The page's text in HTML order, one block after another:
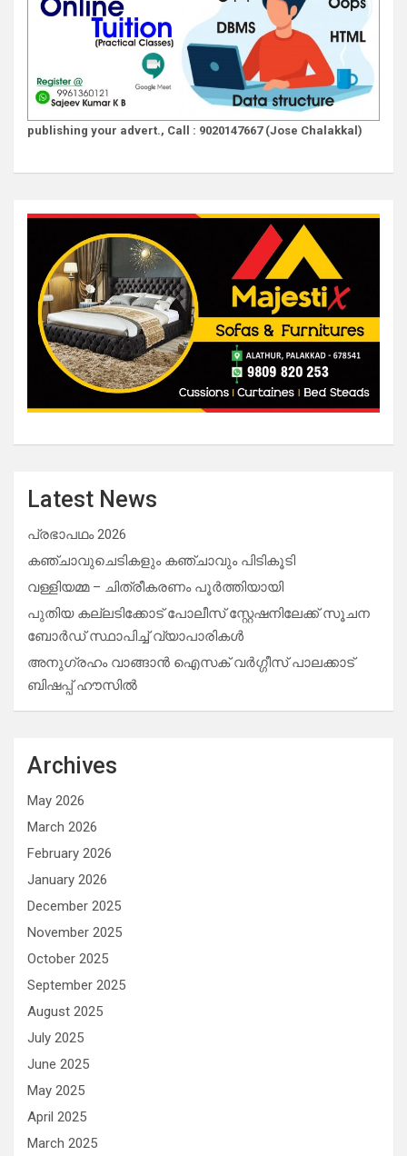
publishing your advert., Call : 9020147667 (Jose Chalakkal)
Latest News
പ്രഭാപഥം 2026
കഞ്ചാവുചെടികളും കഞ്ചാവും പിടികൂടി
വള്ളിയമ്മ – ചിത്രീകരണം പൂർത്തിയായി
പുതിയ കല്ലടിക്കോട് പോലീസ് സ്റ്റേഷനിലേക്ക് സൂചന
ബോർഡ് സ്ഥാപിച്ച് വ്യാപാരികൾ
അനുഗ്രഹം വാങ്ങാൻ ഐസക് വര്‍ഗ്ഗീസ് പാലക്കാട്
ബിഷപ്പ് ഹൗസില്‍
Archives
May 2026
March 2026
February 2026
January 2026
December 2025
November 2025
October 2025
September 2025
August 2025
July 2025
June 2025
May 2025
April 2025
March 2025